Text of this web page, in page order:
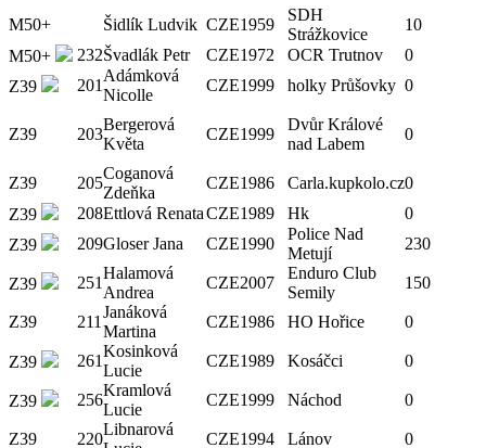
M50+ Šidlík Ludvik CZE1959
SDH
Strážkovice
10
M50+
232Švadlák Petr CZE1972 OCR Trutnov
0
Z39
201
Adámková
Nicolle
CZE1999 holky Průšovky 0
Z39 203
Bergerová
Květa
CZE1999
Dvůr Králové
nad Labem
0
Z39 205
Coganová
Zdeňka
CZE1986 Carla.kupkolo.cz0
Z39
208Ettlová RenataCZE1989 Hk
0
Z39
209Gloser Jana CZE1990
Police Nad
Metují
230
Z39 251
Halamová
Andrea
CZE2007
Enduro Club
Semily
150
Z39 211
Janáková
Martina
CZE1986 HO Hořice 0
Z39 261
Kosinková
Lucie
CZE1989 Kosáčci 0
Z39 256
Kramlová
Lucie
CZE1999 Náchod 0
Z39 220
Libnarová
CZE1994 Lánov 0